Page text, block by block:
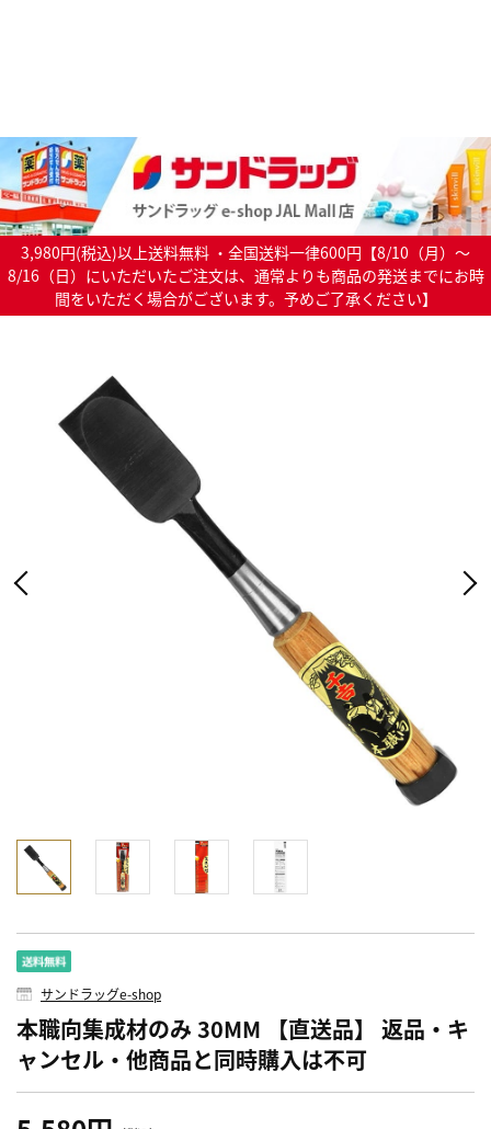
3,980円(税込)以上送料無料 ・全国送料一律600円【8/10（月）～
8/16（日）にいただいたご注文は、通常よりも商品の発送までにお時
間をいただく場合がございます。予めご了承ください】
サンドラッグe-shop
本職向集成材のみ 30MM 【直送品】 返品・キ
ャンセル・他商品と同時購入は不可